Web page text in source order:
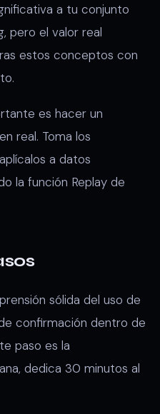
a tu conjunto
pero el valor real
estos conceptos con
es hacer un
real. Toma los
a datos
la función Replay de
sólida del uso de
confirmación dentro de
paso es la
dedica 30 minutos al